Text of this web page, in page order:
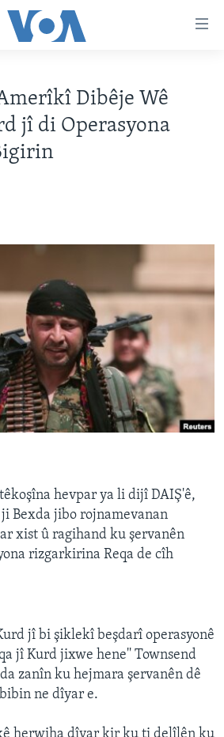
Dibêje Wê
jî di Operasyona
hevpar ya li dijî DAIŞ'ê,
Bexda jibo rojnamevanan
xist û ragihand ku şervanên
rizgarkirina Reqa de cîh
jî bi şiklekî beşdarî operasyonê
jî Kurd jixwe hene'' Townsend
zanîn ku hejmara şervanên dê
ne dîyar e.